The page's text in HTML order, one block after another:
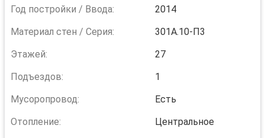
Год постройки / Ввода:
2014
Материал стен / Серия:
301А.10-П3
Этажей:
27
Подъездов:
1
Мусоропровод:
Есть
Отопление:
Центральное